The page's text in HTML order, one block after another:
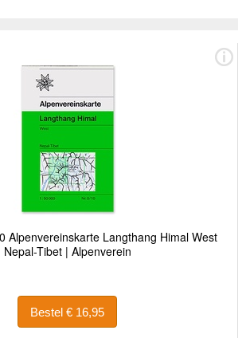
Alpenvereinskarte Langthang Himal West
Nepal-Tibet | Alpenverein
Bestel € 16,95